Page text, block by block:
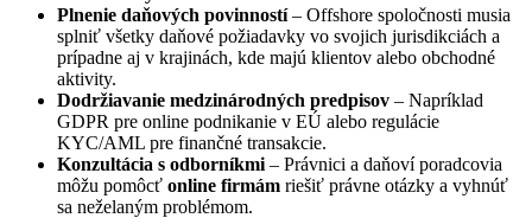
Plnenie daňových povinností– Offshore spoločnosti musia
splniť všetky daňové požiadavky vo svojich jurisdikciách a
prípadne aj v krajinách, kde majú klientov alebo obchodné
aktivity.
Dodržiavanie medzinárodných predpisov – Napríklad
GDPR pre online podnikanie v EÚ alebo regulácie
KYC/AML pre finančné transakcie.
Konzultácia s odborníkmi – Právnici a daňoví poradcovia
môžu pomôcť online firmám riešiť právne otázky a vyhnúť
sa neželaným problémom.